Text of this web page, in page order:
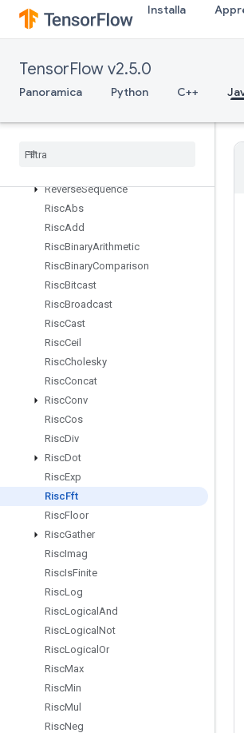
Installa
TensorFlow v2.5.0
Panoramica Python C++
RetrieveTPUEmbeddingRMSPropParameters
RetrieveTPUEmbedding
Parameters
ReverseSequence
RiscAbs
RiscAdd
RiscBinaryArithmetic
RiscBinaryComparison
RiscBitcast
RiscBroadcast
RiscCast
RiscCeil
RiscCholesky
RiscConcat
RiscConv
RiscCos
RiscDiv
RiscDot
RiscExp
RiscFft
RiscFloor
RiscGather
RiscImag
RiscIsFinite
RiscLog
RiscLogical And
RiscLogical Not
RiscLogical Or
RiscMax
RiscMin
RiscMul
RiscNeg